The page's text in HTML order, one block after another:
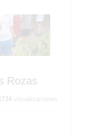
alumnos
los
huerto_CEIP
25
Rozas
1734visualizaciones